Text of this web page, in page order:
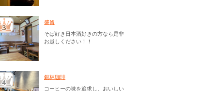
盛留
そば好き日本酒好きの方なら是非
お越しください！！
銀林珈琲
コーヒーの味を追求し、おいしい